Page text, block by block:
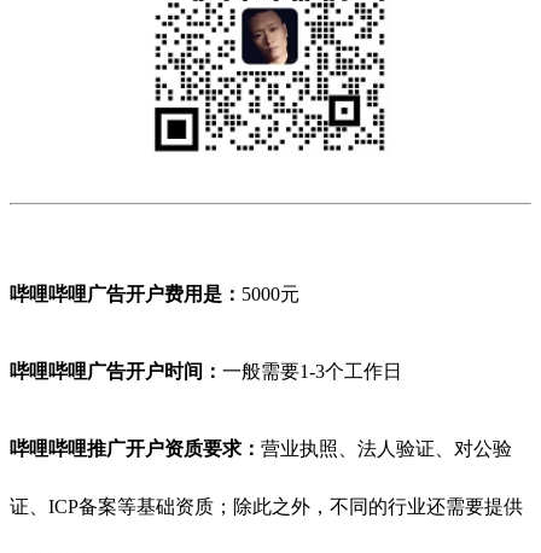
哔哩哔哩广告开户费用是： 5000元
哔哩哔哩广告开户时间： 一般需要1-3个工作日
哔哩哔哩推广开户资质要求： 营业执照、法人验证、对公验
证、ICP备案等基础资质；除此之外，不同的行业还需要提供